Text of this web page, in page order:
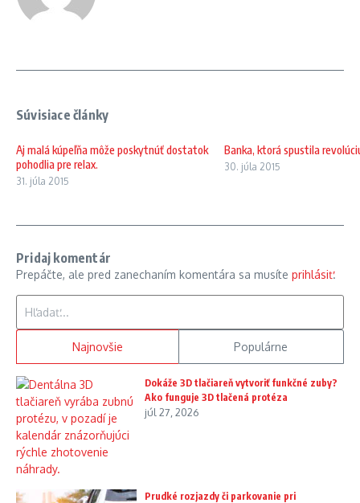
Súvisiace články
Aj malá kúpeľňa môže poskytnúť dostatok
pohodlia pre relax.
31. júla 2015
Banka, ktorá spustila
30. júla 2015
Pridaj komentár
Prepáčte, ale pred zanechaním komentára sa musíte prihlásiť.
Najnovšie Populárne
Dokáže 3D tlačiareň vytvoriť funkčné zuby?
Ako funguje 3D tlačená protéza
júl 27, 2026
Prudké rozjazdy či parkovanie pri